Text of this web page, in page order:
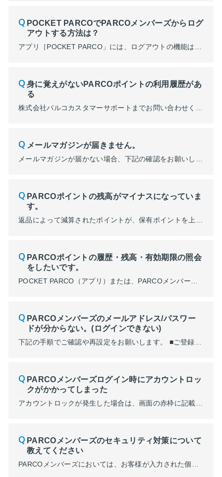
POCKET PARCOでPARCOメンバーズからログ
アウトする方法は？
身に覚えがないPARCOポイントの利用履歴があ
る
メールマガジンが届きません。
PARCOポイントの残高がマイナスになっていま
す。
PARCOポイントの履歴・残高・有効期限の照会
をしたいです。
PARCOメンバーズのメールアドレス/パスワー
ドが分からない。(ログインできない)
PARCOメンバーズログイン時にアカウントロッ
クがかかってしまった
PARCOメンバーズのセキュリティ対策について
教えてください